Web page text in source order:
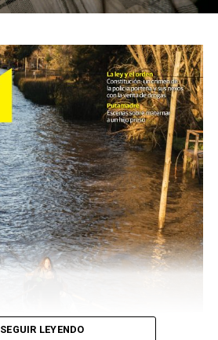
SEGUIR LEYENDO